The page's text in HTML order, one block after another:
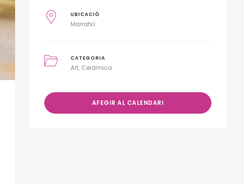
UBICACIÓ
Marratxí
CATEGORIA
Art Ceràmica
AFEGIR AL CALENDARI